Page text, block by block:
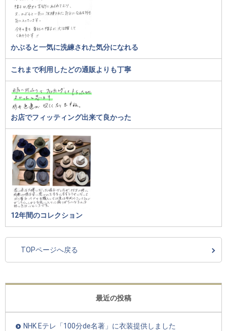
かぶると一気に洗練された気分になれる
これまで利用したどの通販よりも丁寧
お店でフィッティング出来て良かった
12年間のコレクション
TOPページへ戻る
最近の投稿
NHK Eテレ「100分de名著」に衣装提供しました